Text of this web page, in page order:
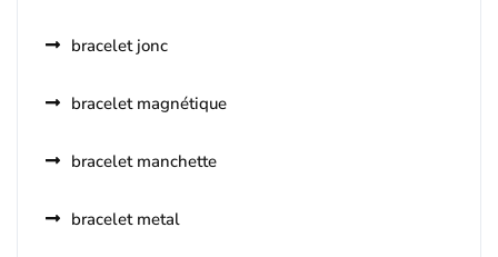
bracelet jonc
bracelet magnétique
bracelet manchette
bracelet metal